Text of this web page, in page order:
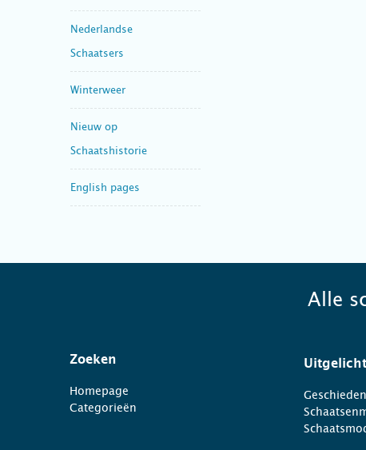
Nederlandse
Schaatsers
Winterweer
Nieuw op
Schaatshistorie
English pages
Alle
Zoeken
Homepage
Categorieën
Uitgelicht